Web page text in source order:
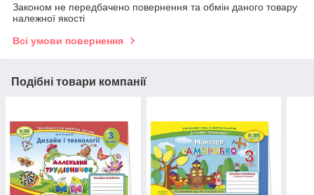
Законом не передбачено повернення та обмін даного товару
належної якості
Всі умови повернення
Подібні товари компанії